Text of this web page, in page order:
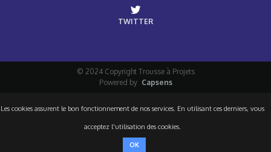
TWITTER
© 2024 Copyright Trousse à Projets
Powered by Capsens
Les cookies assurent le bon fonctionnement de nos services. En utilisant ces derniers, vous
acceptez l'utilisation des cookies.
OK